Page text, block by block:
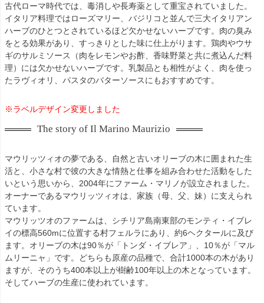
古代ローマ時代では、毒消しや長寿薬として重宝されていました。
イタリア料理ではローズマリー、バジリコと並んで三大イタリアン
ハーブのひとつとされているほど欠かせないハーブです。肉の臭み
をとる効果があり、すっきりとした味に仕上がります。鶏肉やウサ
ギのサルミソース（肉をレモンやお酢、香味野菜と共に煮込んだ料
理）には欠かせないハーブです。乳製品とも相性がよく、肉を使っ
たラヴィオリ、パスタのバターソースにもおすすめです。
※ラベルデザイン変更しました
The story of Il Marino Maurizio
マウリッツィオの夢である、自然と古いオリーブの木に囲まれた生
活と、小さな村で彼の大きな情熱と仕事を組み合わせた活動をした
いという思いから、2004年にファーム・マリノが設立されました。
オーナーであるマウリッツィオは、家族（母、父、妹）に支えられ
ています。
マウリッツオのファームは、シチリア島南東部のモンティ・イブレ
イの標高560mに位置する村フェルラにあり、約6ヘクタールに及び
ます。オリーブの木は90％が「トンダ・イブレア」、10％が「マル
ムリーニャ」です。どちらも原産の品種で、合計1000本の木があり
ますが、そのうち400本以上が樹齢100年以上の木となっています。
そしてハーブの生産に使われています。